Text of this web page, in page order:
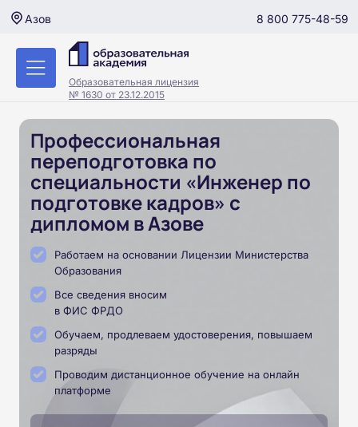
Азов 8 800 775-48-59
Образовательная лицензия
№ 1630 от 23.12.2015
Профессиональная
переподготовка по
специальности «Инженер по
подготовке кадров» с
дипломом в Азове
Работаем на основании Лицензии Министерства
Образования
Все сведения вносим
в ФИС ФРДО
Обучаем, продлеваем удостоверения, повышаем
разряды
Проводим дистанционное обучение на онлайн
платформе